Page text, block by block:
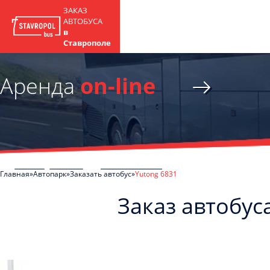
ЗАКАЗ
АВТОБУСА
в
Ставрополе
Арендаon-line
Главная Автопарк Заказать автобус Yutong 6831
Заказ